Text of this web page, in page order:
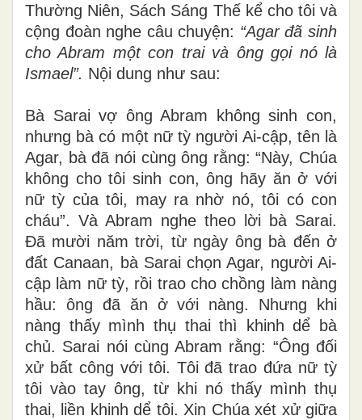
Thường Niên, Sách Sáng Thế kể cho tôi và
cộng đoàn nghe câu chuyện: “Agar đã sinh
cho Abram một con trai và ông gọi nó là
Ismael”. Nội dung như sau:
Bà Sarai vợ ông Abram không sinh con,
nhưng bà có một nữ tỳ người Ai-cập, tên là
Agar, bà đã nói cùng ông rằng: “Này, Chúa
không cho tôi sinh con, ông hãy ăn ở với
nữ tỳ của tôi, may ra nhờ nó, tôi có con
cháu”. Và Abram nghe theo lời bà Sarai.
Ðã mười năm trời, từ ngày ông bà đến ở
đất Canaan, bà Sarai chọn Agar, người Ai-
cập làm nữ tỳ, rồi trao cho chồng làm nàng
hầu: ông đã ăn ở với nàng. Nhưng khi
nàng thấy mình thụ thai thì khinh dể bà
chủ. Sarai nói cùng Abram rằng: “Ông đối
xử bất công với tôi. Tôi đã trao đứa nữ tỳ
tôi vào tay ông, từ khi nó thấy mình thụ
thai, liền khinh dể tôi. Xin Chúa xét xử giữa